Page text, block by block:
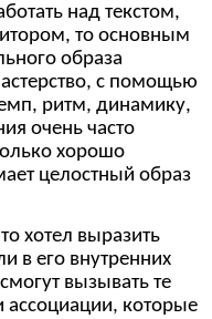
над текстом,
то основным
образа
с помощью
ритм, динамику,
очень часто
хорошо
целостный образ
хотел выразить
в его внутренних
вызывать те
которые